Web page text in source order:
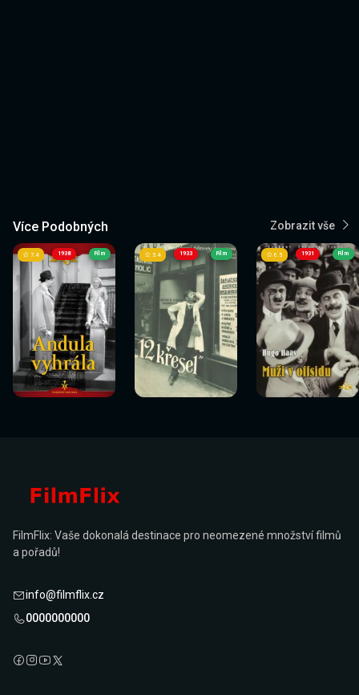
Více Podobných Zobrazit vše
1938
Sledovat
nyní
7.4 Film
Sledovat
nyní
1933
Sledovat
nyní
5.4 Film
Sledovat
nyní
1931
Sledovat
nyní
6.5 Film
Sledovat
FilmFlix: Vaše dokonalá destinace pro neomezené množství filmů
a pořadů!
info@filmflix.cz
0000000000